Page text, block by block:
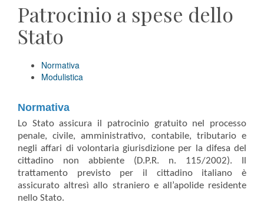
Patrocinio a spese dello
Stato
Normativa
Modulistica
Normativa
Lo Stato assicura il patrocinio gratuito nel processo
penale, civile, amministrativo, contabile, tributario e
negli affari di volontaria giurisdizione per la difesa del
cittadino non abbiente (D.P.R. n. 115/2002). Il
trattamento previsto per il cittadino italiano è
assicurato altresì allo straniero e all’apolide residente
nello Stato.